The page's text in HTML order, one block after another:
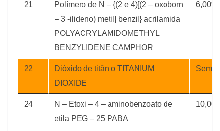
21
Polímero de N – {(2 e 4)[(2 – oxoborn
– 3 -ilideno) metil] benzil} acrilamida
POLYACRYLAMIDOMETHYL
BENZYLIDENE CAMPHOR
6,00%
22
Dióxido de titânio TITANIUM
DIOXIDE
Sem
24
N – Etoxi – 4 – aminobenzoato de
etila PEG – 25 PABA